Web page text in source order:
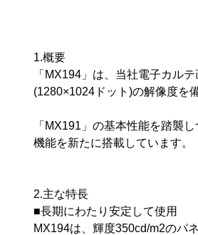
1.概要
「MX194」は、当社電子カル
(1280×1024ドット)の解像度を
「MX191」の基本性能を踏襲
機能を新たに搭載しています。
2.主な特長
■長期にわたり安定して使用
MX194は、輝度350cd/m2のパ